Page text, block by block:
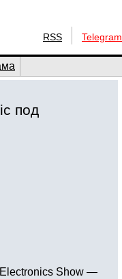
RSS Telegram
под
Electronics Show —